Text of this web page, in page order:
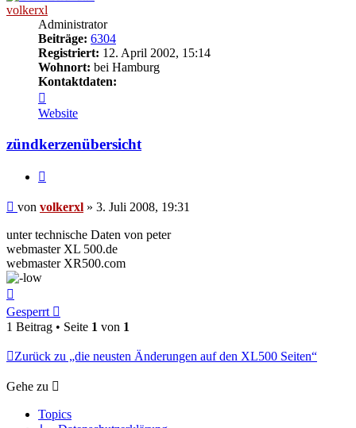
volkerxl
Administrator
Beiträge: 6304
Registriert: 12. April 2002, 15:14
Wohnort: bei Hamburg
Kontaktdaten:
von
volkerxl
Website
zündkerzenübersicht
Beitrag
von volkerxl » 3. Juli 2008, 19:31
unter technische Daten von peter
webmaster XL 500.de
webmaster XR500.com
oben
Gesperrt
1 Beitrag • Seite 1 von 1
Zurück zu „die neusten Änderungen auf den XL500 Seiten“
Gehe zu
Topics